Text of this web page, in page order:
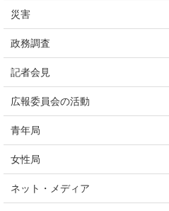
災害
政務調査
記者会見
広報委員会の活動
青年局
女性局
ネット・メディア